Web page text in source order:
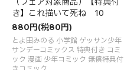
き】これ描いて死ね 10
880円(税80円)
とよ田みのる 小学館 ゲッサン少年
サンデーコミックス 特典付き コミ
ック 漫画 少年コミック 無償特典付